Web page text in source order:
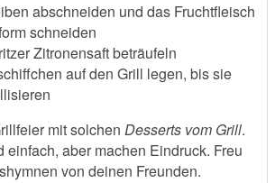
abschneiden und das Fruchtfleisch
schneiden
Zitronensaft beträufeln
auf den Grill legen, bis sie
mit solchen Desserts vom Grill.
einfach, aber machen Eindruck. Freu
von deinen Freunden.